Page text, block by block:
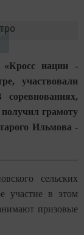
«Кросс нации -
участвовали
грамоту
Ильмова -
сельских
участие в этом
призовые